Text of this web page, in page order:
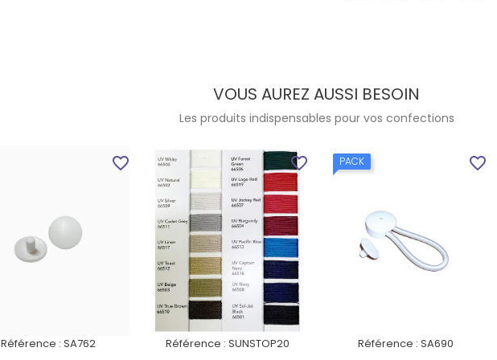
VOUS AUREZ AUSSI BESOIN
Les produits indispensables pour vos confections
Référence : SA762
favorite_border
Référence : SUNSTOP20
favorite_border PACK
Référence : SA690
favorite_border